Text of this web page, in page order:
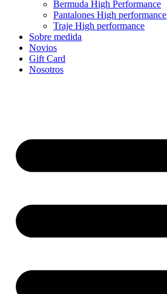
Bermuda High Performance
Pantalones High performance
Traje High performance
Sobre medida
Novios
Gift Card
Nosotros